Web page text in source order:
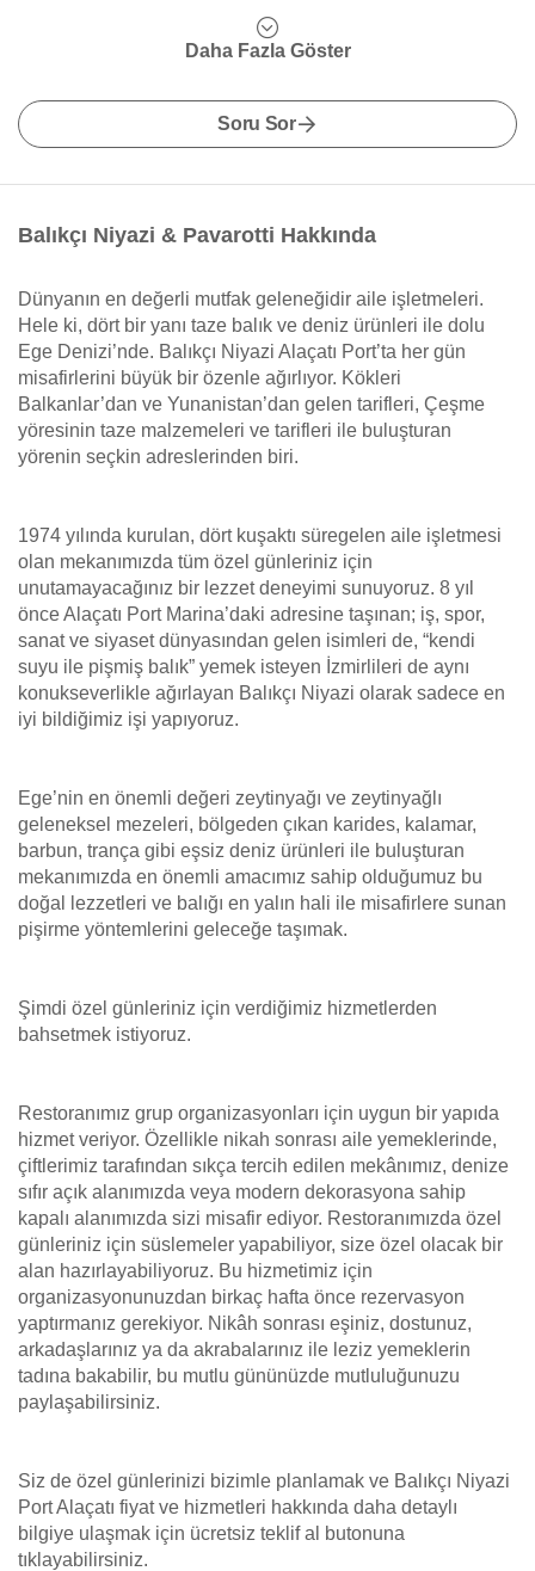
Daha Fazla Göster
Soru Sor
Balıkçı Niyazi & Pavarotti Hakkında
Dünyanın en değerli mutfak geleneğidir aile işletmeleri.
Hele ki, dört bir yanı taze balık ve deniz ürünleri ile dolu
Ege Denizi’nde. Balıkçı Niyazi Alaçatı Port’ta her gün
misafirlerini büyük bir özenle ağırlıyor. Kökleri
Balkanlar’dan ve Yunanistan’dan gelen tarifleri, Çeşme
yöresinin taze malzemeleri ve tarifleri ile buluşturan
yörenin seçkin adreslerinden biri.
1974 yılında kurulan, dört kuşaktı süregelen aile işletmesi
olan mekanımızda tüm özel günleriniz için
unutamayacağınız bir lezzet deneyimi sunuyoruz. 8 yıl
önce Alaçatı Port Marina’daki adresine taşınan; iş, spor,
sanat ve siyaset dünyasından gelen isimleri de, “kendi
suyu ile pişmiş balık” yemek isteyen İzmirlileri de aynı
konukseverlikle ağırlayan Balıkçı Niyazi olarak sadece en
iyi bildiğimiz işi yapıyoruz.
Ege’nin en önemli değeri zeytinyağı ve zeytinyağlı
geleneksel mezeleri, bölgeden çıkan karides, kalamar,
barbun, trança gibi eşsiz deniz ürünleri ile buluşturan
mekanımızda en önemli amacımız sahip olduğumuz bu
doğal lezzetleri ve balığı en yalın hali ile misafirlere sunan
pişirme yöntemlerini geleceğe taşımak.
Şimdi özel günleriniz için verdiğimiz hizmetlerden
bahsetmek istiyoruz.
Restoranımız grup organizasyonları için uygun bir yapıda
hizmet veriyor. Özellikle nikah sonrası aile yemeklerinde,
çiftlerimiz tarafından sıkça tercih edilen mekânımız, denize
sıfır açık alanımızda veya modern dekorasyona sahip
kapalı alanımızda sizi misafir ediyor. Restoranımızda özel
günleriniz için süslemeler yapabiliyor, size özel olacak bir
alan hazırlayabiliyoruz. Bu hizmetimiz için
organizasyonunuzdan birkaç hafta önce rezervasyon
yaptırmanız gerekiyor. Nikâh sonrası eşiniz, dostunuz,
arkadaşlarınız ya da akrabalarınız ile leziz yemeklerin
tadına bakabilir, bu mutlu gününüzde mutluluğunuzu
paylaşabilirsiniz.
Siz de özel günlerinizi bizimle planlamak ve Balıkçı Niyazi
Port Alaçatı fiyat ve hizmetleri hakkında daha detaylı
bilgiye ulaşmak için ücretsiz teklif al butonuna
tıklayabilirsiniz.